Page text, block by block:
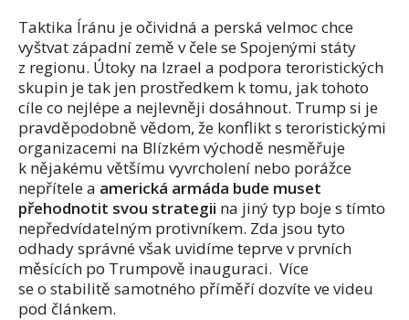
Taktika Íránu je očividná a perská velmoc chce
vyštvat západní země v čele se Spojenými státy
z regionu. Útoky na Izrael a podpora teroristických
skupin je tak jen prostředkem k tomu, jak tohoto
cíle co nejlépe a nejlevněji dosáhnout. Trump si je
pravděpodobně vědom, že konflikt s teroristickými
organizacemi na Blízkém východě nesměřuje
k nějakému většímu vyvrcholení nebo porážce
nepřítele a americká armáda bude muset
přehodnotit svou strategii na jiný typ boje s tímto
nepředvídatelným protivníkem. Zda jsou tyto
odhady správné však uvidíme teprve v prvních
měsících po Trumpově inauguraci. Více
se o stabilitě samotného příměří dozvíte ve videu
pod článkem.